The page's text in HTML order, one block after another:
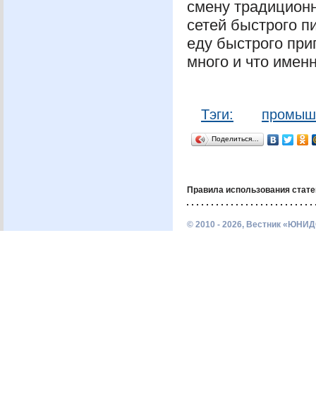
смену
сетей быстрого
еду быстрого
много и что
Тэги:
Поделиться…
Правила использования
© 2010 - 2026, Вестник